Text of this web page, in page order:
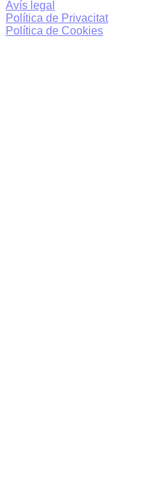
Avís legal
Política de Privacitat
Política de Cookies